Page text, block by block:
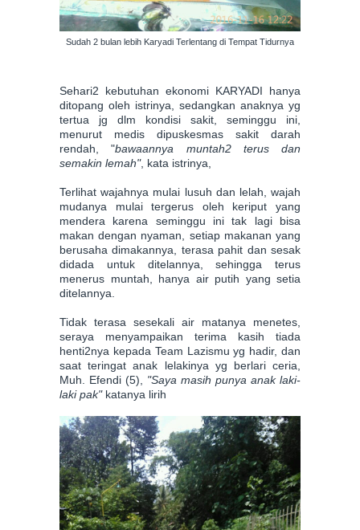
Sudah 2 bulan lebih Karyadi Terlentang di Tempat Tidurnya
Sehari2 kebutuhan ekonomi KARYADI hanya
ditopang oleh istrinya, sedangkan anaknya yg
tertua jg dlm kondisi sakit, seminggu ini,
menurut medis dipuskesmas sakit darah
rendah, "bawaannya muntah2 terus dan
semakin lemah", kata istrinya,
Terlihat wajahnya mulai lusuh dan lelah, wajah
mudanya mulai tergerus oleh keriput yang
mendera karena seminggu ini tak lagi bisa
makan dengan nyaman, setiap makanan yang
berusaha dimakannya, terasa pahit dan sesak
didada untuk ditelannya, sehingga terus
menerus muntah, hanya air putih yang setia
ditelannya.
Tidak terasa sesekali air matanya menetes,
seraya menyampaikan terima kasih tiada
henti2nya kepada Team Lazismu yg hadir, dan
saat teringat anak lelakinya yg berlari ceria,
Muh. Efendi (5), "Saya masih punya anak laki-
laki pak"katanya lirih